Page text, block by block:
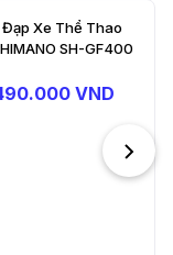
Xe Thể Thao Nữ
SH-XC302
VND